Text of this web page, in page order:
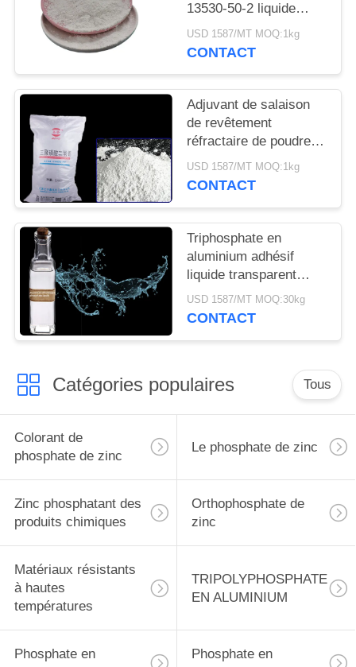
DEVIS
PLAN
DU
SITE
PRIVACY
POLICY
13530-50-2 liquide
traitant à la
température ambiante
USD 1587/MT MOQ:1kg
CONTACT
Adjuvant de salaison
de revêtement
réfractaire de poudre
d'aluminium de
triphosphate blanc de
USD 1587/MT MOQ:1kg
CONTACT
Triphosphate en
aluminium adhésif
liquide transparent
visqueux 13530-50-2
de dihydrogène
USD 1587/MT MOQ:30kg
CONTACT
Catégories populaires Tous
Colorant de
phosphate de zinc
Le phosphate de zinc
Zinc phosphatant des
produits chimiques
Orthophosphate de
zinc
Matériaux résistants
à hautes
températures
TRIPOLYPHOSPHATE
EN ALUMINIUM
Phosphate en
Phosphate en